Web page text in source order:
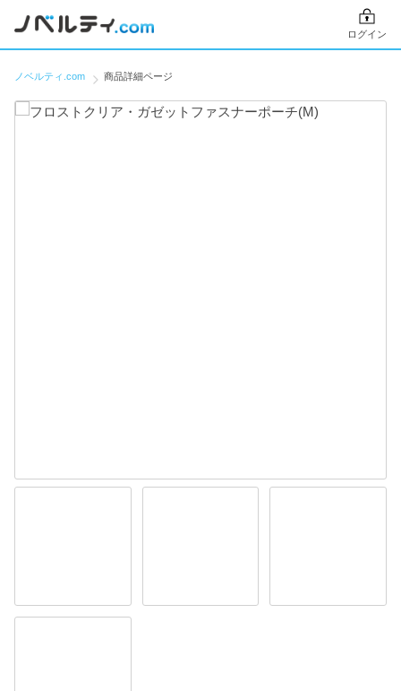
ログイン
ノベルティ.com 商品詳細ページ